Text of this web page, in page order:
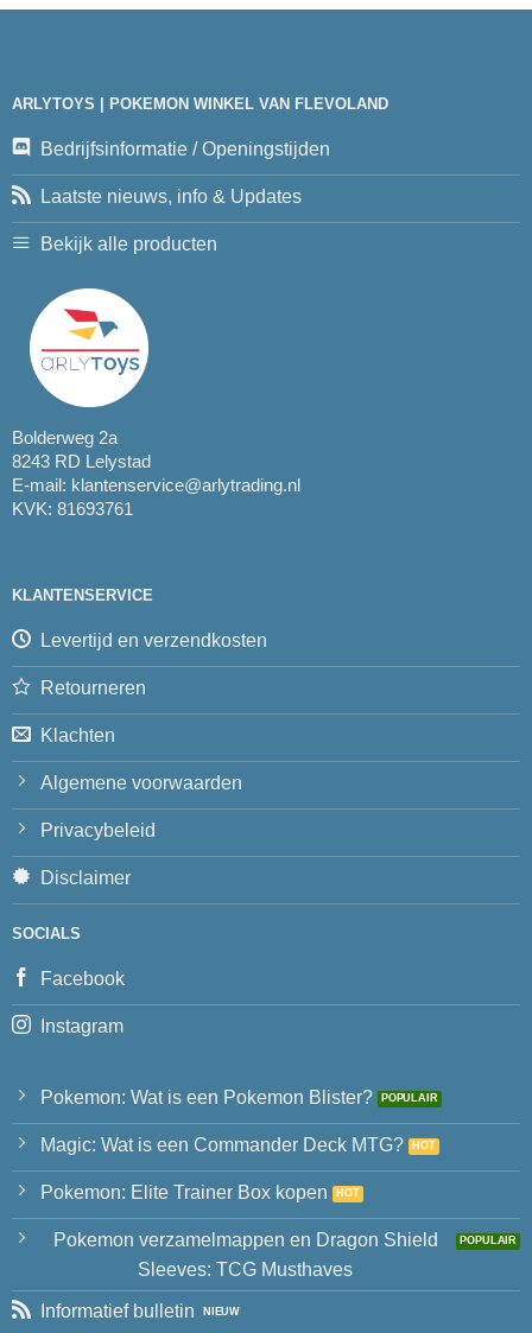
ARLYTOYS | POKEMON WINKEL VAN FLEVOLAND
Bedrijfsinformatie / Openingstijden
Laatste nieuws, info & Updates
Bekijk alle producten
Bolderweg 2a
8243 RD Lelystad
E-mail: klantenservice@arlytrading.nl
KVK: 81693761
KLANTENSERVICE
Levertijd en verzendkosten
Retourneren
Klachten
Algemene voorwaarden
Privacybeleid
Disclaimer
SOCIALS
Facebook
Instagram
Pokemon: Wat is een Pokemon Blister?
Magic: Wat is een Commander Deck MTG?
Pokemon: Elite Trainer Box kopen
Pokemon verzamelmappen en Dragon Shield
Sleeves: TCG Musthaves
Informatief bulletin